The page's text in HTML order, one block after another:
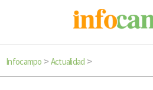
Infocampo > Actualidad >